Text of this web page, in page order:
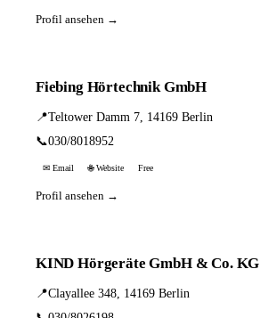
Profil ansehen →
Fiebing Hörtechnik GmbH
📍Teltower Damm 7, 14169 Berlin
📞030/8018952
✉ Email 🌐 Website Free
Profil ansehen →
KIND Hörgeräte GmbH & Co. KG
📍Clayallee 348, 14169 Berlin